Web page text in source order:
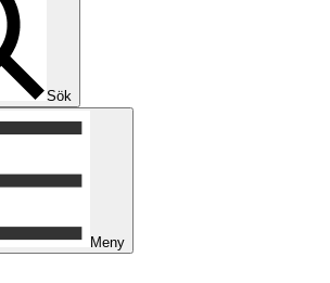
Sök
Meny